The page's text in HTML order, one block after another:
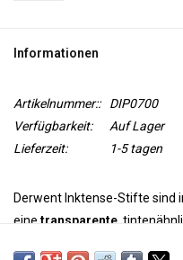
Informationen
Artikelnummer::
DIP0700
Verfügbarkeit:
Auf Lager
Lieferzeit:
1-5 tagen
Derwent Inktense-Stifte sind
einetransparente ,